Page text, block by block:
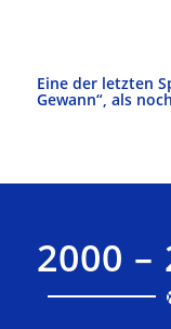
Eine der letzten
Gewann“, als
2000 –